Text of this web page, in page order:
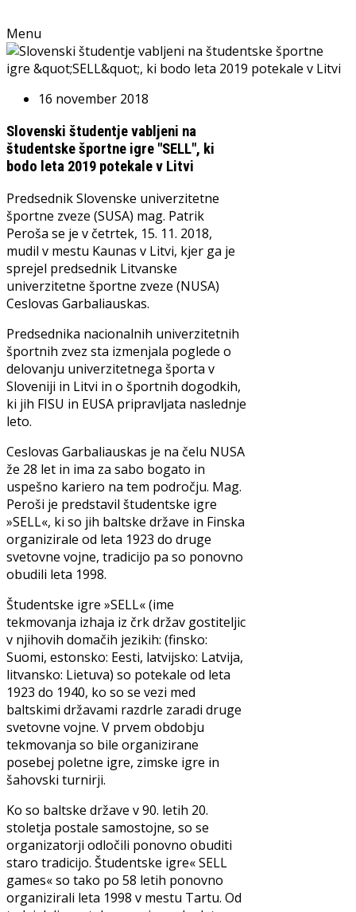
Menu
16 november 2018
Slovenski študentje vabljeni na
študentske športne igre "SELL", ki
bodo leta 2019 potekale v Litvi
Predsednik Slovenske univerzitetne
športne zveze (SUSA) mag. Patrik
Peroša se je v četrtek, 15. 11. 2018,
mudil v mestu Kaunas v Litvi, kjer ga je
sprejel predsednik Litvanske
univerzitetne športne zveze (NUSA)
Ceslovas Garbaliauskas.
Predsednika nacionalnih univerzitetnih
športnih zvez sta izmenjala poglede o
delovanju univerzitetnega športa v
Sloveniji in Litvi in o športnih dogodkih,
ki jih FISU in EUSA pripravljata naslednje
leto.
Ceslovas Garbaliauskas je na čelu NUSA
že 28 let in ima za sabo bogato in
uspešno kariero na tem področju. Mag.
Peroši je predstavil študentske igre
»SELL«, ki so jih baltske države in Finska
organizirale od leta 1923 do druge
svetovne vojne, tradicijo pa so ponovno
obudili leta 1998.
Študentske igre »SELL« (ime
tekmovanja izhaja iz črk držav gostiteljic
v njihovih domačih jezikih: (finsko:
Suomi, estonsko: Eesti, latvijsko: Latvija,
litvansko: Lietuva) so potekale od leta
1923 do 1940, ko so se vezi med
baltskimi državami razdrle zaradi druge
svetovne vojne. V prvem obdobju
tekmovanja so bile organizirane
posebej poletne igre, zimske igre in
šahovski turnirji.
Ko so baltske države v 90. letih 20.
stoletja postale samostojne, so se
organizatorji odločili ponovno obuditi
staro tradicijo. Študentske igre« SELL
games« so tako po 58 letih ponovno
organizirali leta 1998 v mestu Tartu. Od